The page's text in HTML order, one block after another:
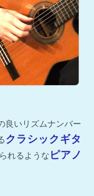
良いリズムナンバー
クラシックギタ
れるような ピアノ